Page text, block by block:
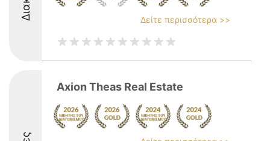
Δείτε περισσότερα >>
Axion Theas Real Estate